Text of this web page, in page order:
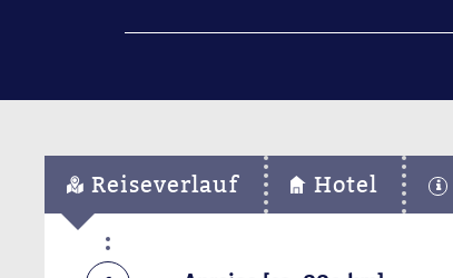
Reiseverlauf Hotel